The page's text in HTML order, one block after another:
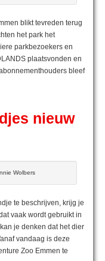
blikt tevreden terug
het park het
parkbezoekers en
plaatsvonden en
bleef
nieuw
Wolbers
te beschrijven, krijg je
vaak wordt gebruikt in
kan je denken dat het dier
vandaag is deze
Zoo Emmen te